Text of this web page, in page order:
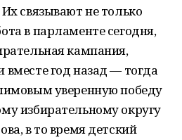
связывают не только
в парламенте сегодня,
кампания,
вместе год назад — тогда
уверенную победу
избирательному округу
в то время детский